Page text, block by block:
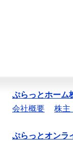
ぷらっとホーム
会社概要
株主
ぷらっとオンラ